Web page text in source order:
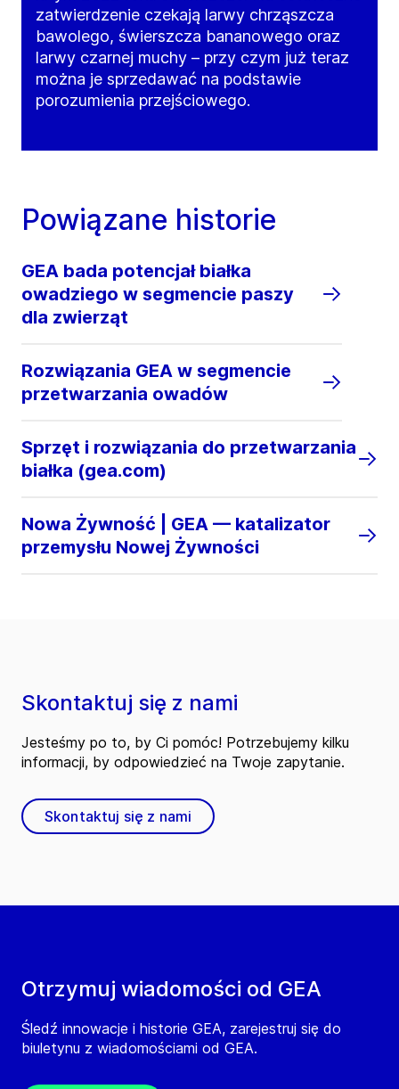
zatwierdzenie czekają larwy chrząszcza
bawolego, świerszcza bananowego oraz
larwy czarnej muchy – przy czym już teraz
można je sprzedawać na podstawie
porozumienia przejściowego.
Powiązane historie
GEA bada potencjał białka
owadziego w segmencie paszy
dla zwierząt
Rozwiązania GEA w segmencie
przetwarzania owadów
Sprzęt i rozwiązania do przetwarzania
białka (gea.com)
Nowa Żywność | GEA — katalizator
przemysłu Nowej Żywności
Otrzymuj wiadomości od GEA
Śledź innowacje i historie GEA, zarejestruj się do
biuletynu z wiadomościami od GEA.
Skontaktuj się z nami
Jesteśmy po to, by Ci pomóc! Potrzebujemy kilku
informacji, by odpowiedzieć na Twoje zapytanie.
Skontaktuj się z nami